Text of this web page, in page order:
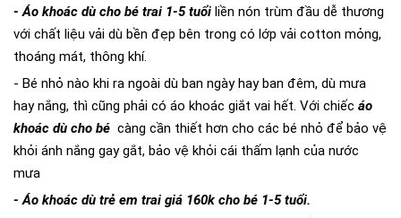
- Áo khoác dù cho bé trai 1-5 tuổi liền nón trùm đầu dễ thương
với chất liệu vải dù bền đẹp bên trong có lớp vải cotton mỏng,
thoáng mát, thông khí.
- Bé nhỏ nào khi ra ngoài dù ban ngày hay ban đêm, dù mưa
hay nắng, thì cũng phải có áo khoác giắt vai hết. Với chiếc áo
khoác dù cho bé càng cần thiết hơn cho các bé nhỏ để bảo vệ
khỏi ánh nắng gay gắt, bảo vệ khỏi cái thấm lạnh của nước
mưa
- Áo khoác dù trẻ em trai giá 160k cho bé 1-5 tuổi.